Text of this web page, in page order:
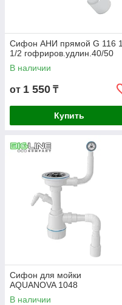
Сифон АНИ прямой G 116 1
1/2 гофриров.удлин.40/50
В наличии
от 1 550 ₸
Купить
Сифон для мойки
AQUANOVA 1048
В наличии